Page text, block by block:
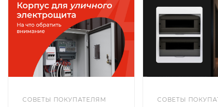
СОВЕТЫ ПОКУПАТЕЛЯМ
СОВЕТЫ